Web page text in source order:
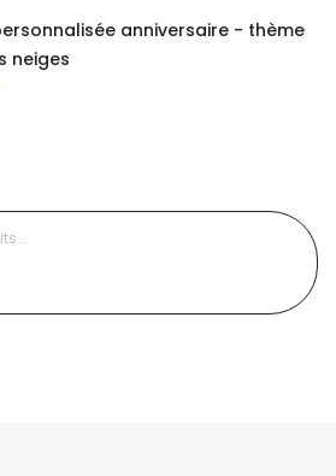
:
actuel
est :
anniversaire - thème
neiges